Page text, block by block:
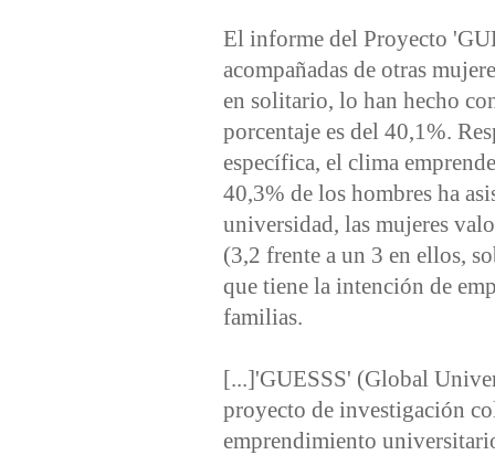
El informe del Proyecto
acompañadas de otras
en solitario, lo han hecho
porcentaje es del 40,1%.
específica, el clima
40,3% de los hombres ha
universidad, las mujeres
(3,2 frente a un 3 en ellos,
que tiene la intención de
familias.
[...]'GUESSS' (Global
proyecto de investigación
emprendimiento